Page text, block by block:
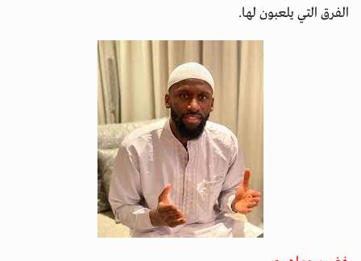
الفرق التي يلعبون لها.